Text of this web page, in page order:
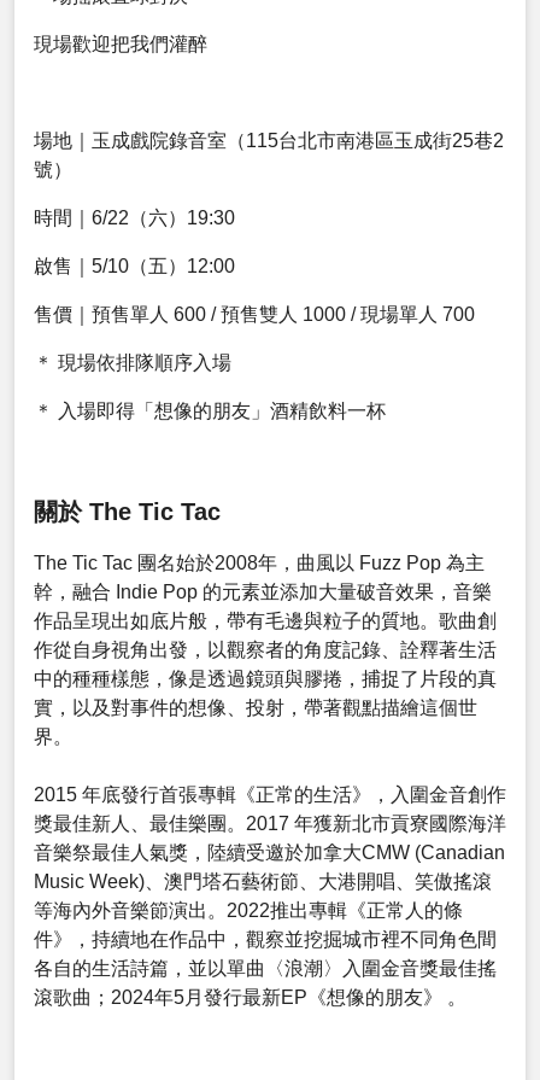
現場歡迎把我們灌醉
場地｜玉成戲院錄音室（115台北市南港區玉成街25巷2
號）
時間｜6/22（六）19:30
啟售｜5/10（五）12:00
售價｜預售單人 600 / 預售雙人 1000 / 現場單人 700
＊ 現場依排隊順序入場
＊ 入場即得「想像的朋友」酒精飲料一杯
關於 The Tic Tac
The Tic Tac 團名始於2008年，曲風以 Fuzz Pop 為主
幹，融合 Indie Pop 的元素並添加大量破音效果，音樂
作品呈現出如底片般，帶有毛邊與粒子的質地。歌曲創
作從自身視角出發，以觀察者的角度記錄、詮釋著生活
中的種種樣態，像是透過鏡頭與膠捲，捕捉了片段的真
實，以及對事件的想像、投射，帶著觀點描繪這個世
界。
2015 年底發行首張專輯《正常的生活》，入圍金音創作
獎最佳新人、最佳樂團。2017 年獲新北市貢寮國際海洋
音樂祭最佳人氣獎，陸續受邀於加拿大CMW (Canadian
Music Week)、澳門塔石藝術節、大港開唱、笑傲搖滾
等海內外音樂節演出。2022推出專輯《正常人的條
件》，持續地在作品中，觀察並挖掘城市裡不同角色間
各自的生活詩篇，並以單曲〈浪潮〉入圍金音獎最佳搖
滾歌曲；2024年5月發行最新EP《想像的朋友》 。